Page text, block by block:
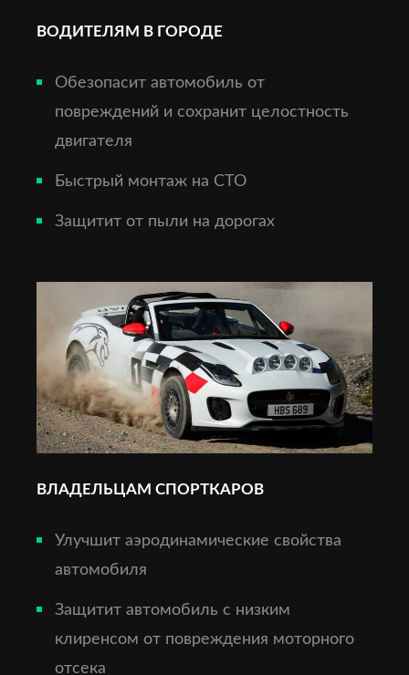
ВОДИТЕЛЯМ В ГОРОДЕ
Обезопасит автомобиль от
повреждений и сохранит целостность
двигателя
Быстрый монтаж на СТО
Защитит от пыли на дорогах
ВЛАДЕЛЬЦАМ СПОРТКАРОВ
Улучшит аэродинамические свойства
автомобиля
Защитит автомобиль с низким
клиренсом от повреждения моторного
отсека